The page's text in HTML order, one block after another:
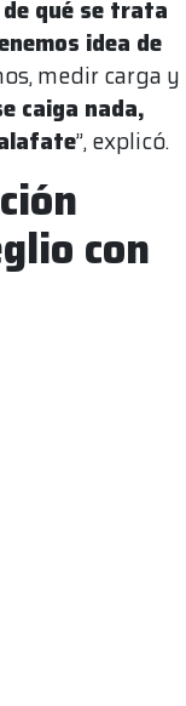
qué se trata
idea de
medir carga y
caiga nada,
”, explicó.
con